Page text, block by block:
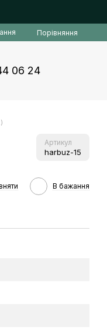
Порівняння
06 24
Артикул
harbuz-15
В бажання